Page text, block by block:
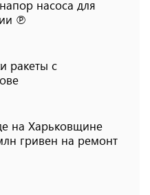
насоса для
℗
ракеты с
на Харьковщине
​​гривен на ремонт